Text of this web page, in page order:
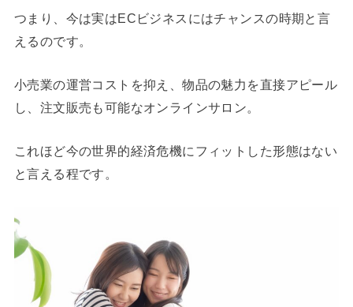
つまり、今は実はECビジネスにはチャンスの時期と言
えるのです。
小売業の運営コストを抑え、物品の魅力を直接アピール
し、注文販売も可能なオンラインサロン。
これほど今の世界的経済危機にフィットした形態はない
と言える程です。